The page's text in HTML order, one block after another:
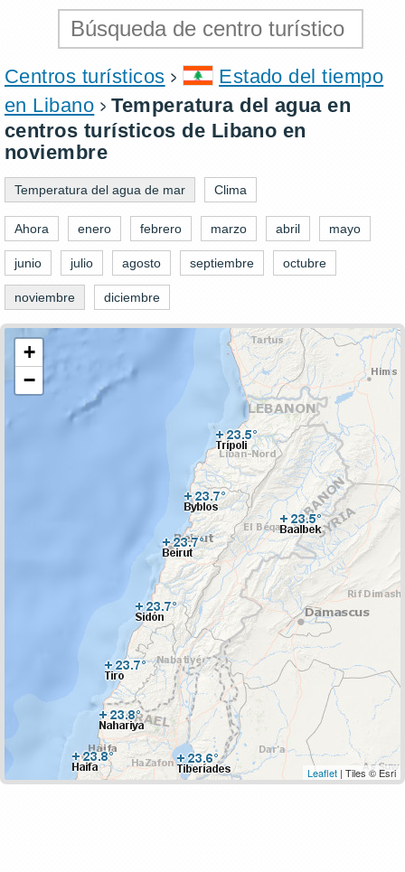
Centros turísticos
Estado del tiempo
en Libano
Temperatura del agua en
centros turísticos de Libano en
noviembre
Temperatura del agua de mar Clima
Ahora enero febrero marzo abril mayo
junio julio agosto septiembre octubre
noviembre diciembre
+
−
Leaflet | Tiles © Esri